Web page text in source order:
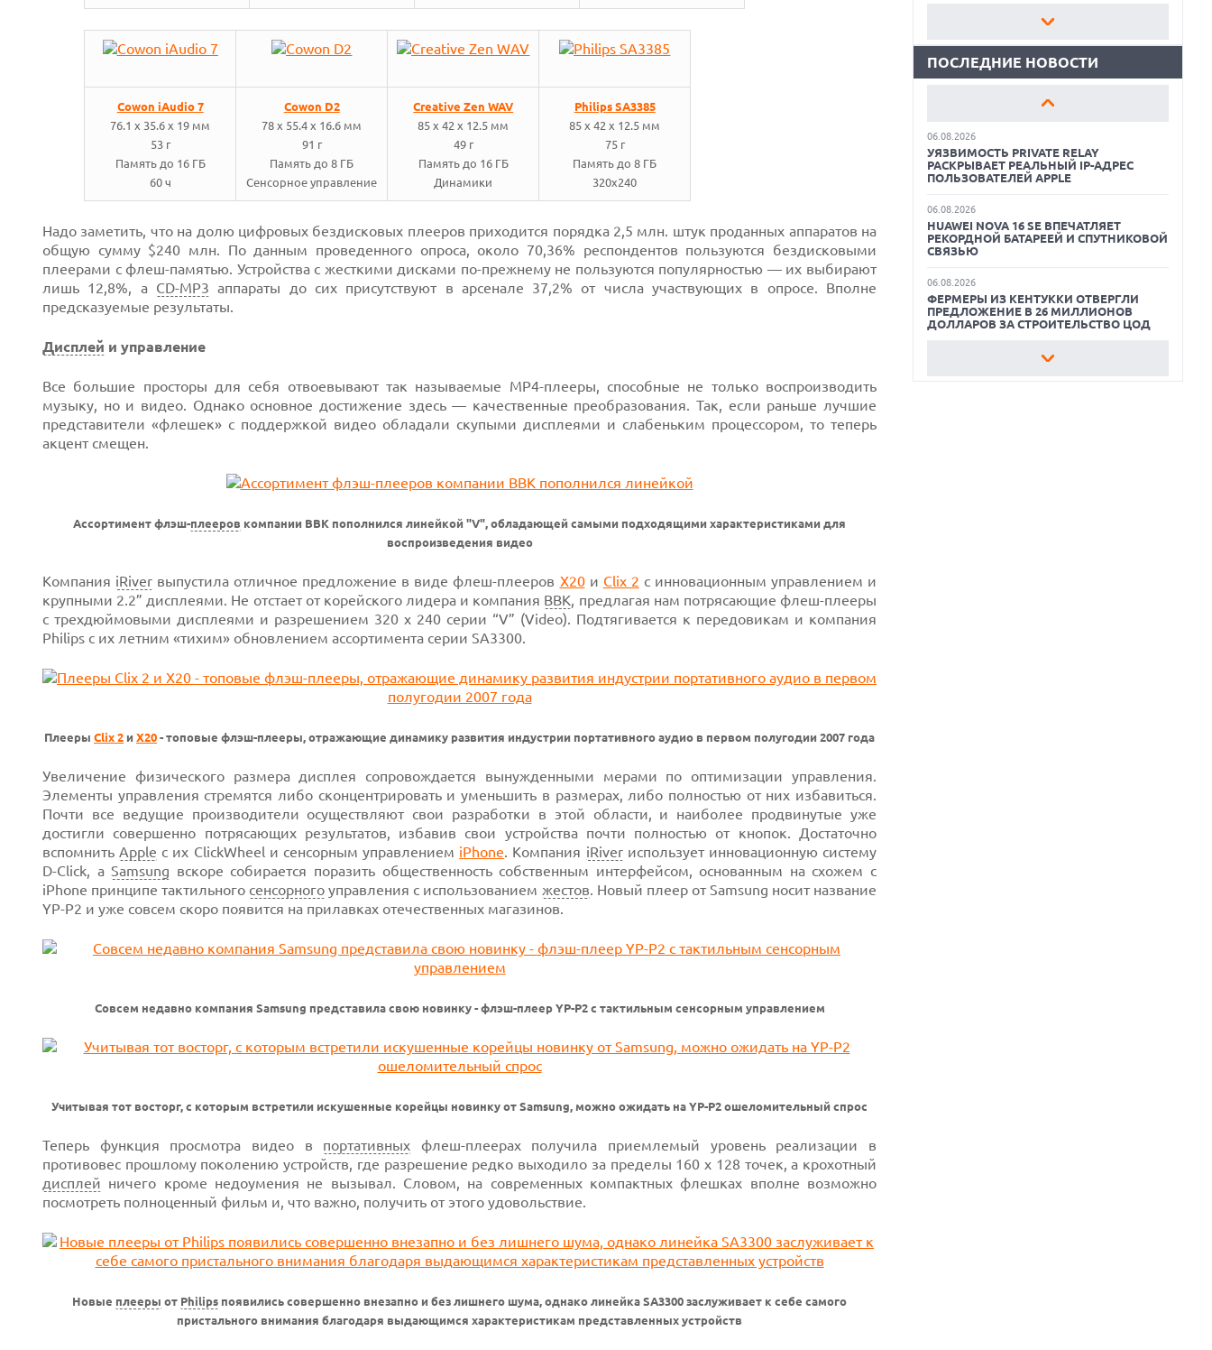
Cowon iAudio 7
76.1 x 35.6 x 19 мм
53 г
Память до 16 ГБ
60 ч
Cowon D2
78 x 55.4 x 16.6 мм
91 г
Память до 8 ГБ
Сенсорное управление
Creative Zen WAV
85 x 42 x 12.5 мм
49 г
Память до 16 ГБ
Динамики
Philips SA3385
85 x 42 x 12.5 мм
75 г
Память до 8 ГБ
320x240
Надо заметить, что на долю цифровых бездисковых плееров приходится порядка 2,5 млн. штук проданных аппаратов на
общую сумму $240 млн. По данным проведенного опроса, около 70,36% респондентов пользуются бездисковыми
плеерами с флеш-памятью. Устройства с жесткими дисками по-прежнему не пользуются популярностью — их выбирают
лишь 12,8%, а CD-MP3 аппараты до сих присутствуют в арсенале 37,2% от числа участвующих в опросе. Вполне
предсказуемые результаты.
Дисплей и управление
Все большие просторы для себя отвоевывают так называемые MP4-плееры, способные не только воспроизводить
музыку, но и видео. Однако основное достижение здесь — качественные преобразования. Так, если раньше лучшие
представители «флешек» с поддержкой видео обладали скупыми дисплеями и слабеньким процессором, то теперь
акцент смещен.
Ассортимент флэш-плееров компании BBK пополнился линейкой "V", обладающей самыми подходящими характеристиками для
воспроизведения видео
Компания iRiver выпустила отличное предложение в виде флеш-плееров X20и Clix 2 с инновационным управлением и
крупными 2.2” дисплеями. Не отстает от корейского лидера и компания BBK, предлагая нам потрясающие флеш-плееры
с трехдюймовыми дисплеями и разрешением 320 x 240 серии “V” (Video). Подтягивается к передовикам и компания
Philips с их летним «тихим» обновлением ассортимента серии SA3300.
Плееры Clix 2 и X20 - топовые флэш-плееры, отражающие динамику развития индустрии портативного аудио в первом полугодии 2007 года
Увеличение физического размера дисплея сопровождается вынужденными мерами по оптимизации управления.
Элементы управления стремятся либо сконцентрировать и уменьшить в размерах, либо полностью от них избавиться.
Почти все ведущие производители осуществляют свои разработки в этой области, и наиболее продвинутые уже
достигли совершенно потрясающих результатов, избавив свои устройства почти полностью от кнопок. Достаточно
вспомнитьApple с их ClickWheel и сенсорным управлением iPhone. Компания iRiverиспользует инновационную систему
D-Click, аSamsung вскоре собирается поразить общественность собственным интерфейсом, основанным на схожем с
iPhone принципе тактильного сенсорного управления с использованием жестов. Новый плеер от Samsung носит название
YP-P2 и уже совсем скоро появится на прилавках отечественных магазинов.
Совсем недавно компания Samsung представила свою новинку - флэш-плеер YP-P2 с тактильным сенсорным управлением
Учитывая тот восторг, с которым встретили искушенные корейцы новинку от Samsung, можно ожидать на YP-P2 ошеломительный спрос
Теперь функция просмотра видео в портативных флеш-плеерах получила приемлемый уровень реализации в
противовес прошлому поколению устройств, где разрешение редко выходило за пределы 160 x 128 точек, а крохотный
дисплей ничего кроме недоумения не вызывал. Словом, на современных компактных флешках вполне возможно
посмотреть полноценный фильм и, что важно, получить от этого удовольствие.
Новые плееры от Philips появились совершенно внезапно и без лишнего шума, однако линейка SA3300 заслуживает к себе самого
пристального внимания благодаря выдающимся характеристикам представленных устройств
КАК БЕЗОПАСНО КУПИТЬ Б/У
ОБЗОР ПЫЛЕСОСА DREAME Z40
E14
КАК БЕЗОПАСНО КУПИТЬ Б/У
ОБЗОР ПЫЛЕСОСА DREAME Z40
AQUACYCLE PRO
ОБЗОР МОНИТОРА MSI PRO MAX 271PHW
E14
ПОСЛЕДНИЕ НОВОСТИ
MATEPAD PRO 2026 ТОЛЩИНОЙ 4,7 ММ И
06.08.2026
TROUVER ПРЕДСТАВИЛ НОВЫЕ
ЛИНЕЙКУ ТЕХНИКИ 2026 ГОДА
06.08.2026
УЯЗВИМОСТЬ PRIVATE RELAY
РАСКРЫВАЕТ РЕАЛЬНЫЙ IP-АДРЕС
ПОЛЬЗОВАТЕЛЕЙ APPLE
06.08.2026
HUAWEI NOVA 16 SE ВПЕЧАТЛЯЕТ
РЕКОРДНОЙ БАТАРЕЕЙ И СПУТНИКОВОЙ
СВЯЗЬЮ
06.08.2026
ФЕРМЕРЫ ИЗ КЕНТУККИ ОТВЕРГЛИ
ПРЕДЛОЖЕНИЕ В 26 МИЛЛИОНОВ
ДОЛЛАРОВ ЗА СТРОИТЕЛЬСТВО ЦОД
Next